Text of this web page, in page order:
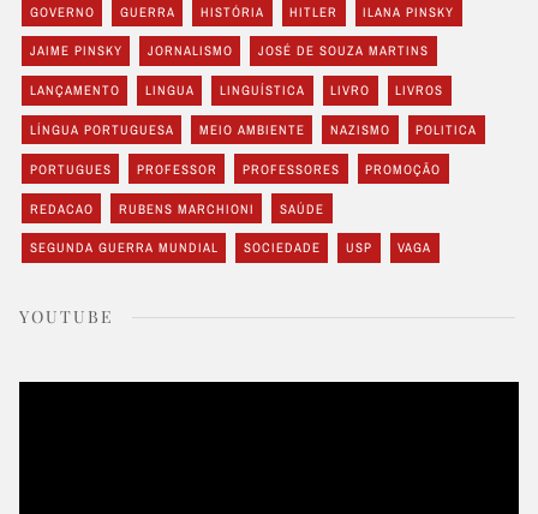
GOVERNO GUERRA HISTÓRIA HITLER ILANA PINSKY
JAIME PINSKY JORNALISMO JOSÉ DE SOUZA MARTINS
LANÇAMENTO LINGUA LINGUÍSTICA LIVRO LIVROS
LÍNGUA PORTUGUESA MEIO AMBIENTE NAZISMO POLITICA
PORTUGUES PROFESSOR PROFESSORES PROMOÇÃO
REDACAO RUBENS MARCHIONI SAÚDE
SEGUNDA GUERRA MUNDIAL SOCIEDADE USP VAGA
YOUTUBE